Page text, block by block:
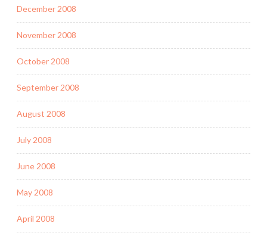
December 2008
November 2008
October 2008
September 2008
August 2008
July 2008
June 2008
May 2008
April 2008